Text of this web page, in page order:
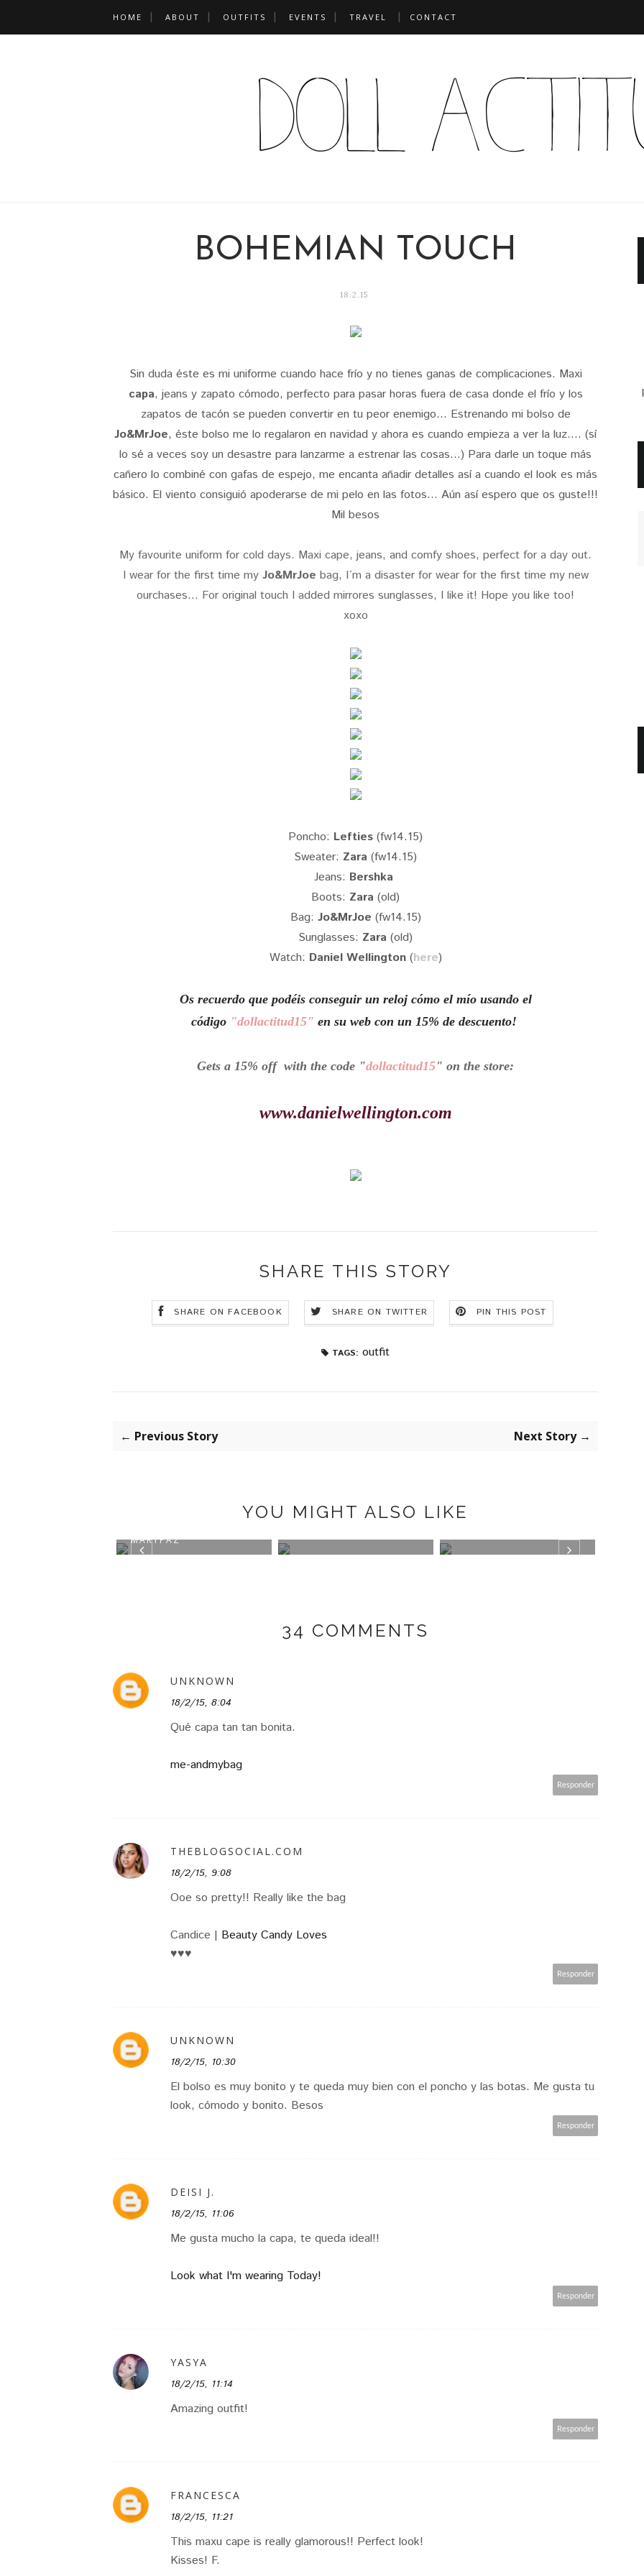
HOME ABOUT OUTFITS EVENTS TRAVEL CONTACT
BOHEMIAN TOUCH
18.2.15
Sin duda éste es mi uniforme cuando hace frío y no tienes ganas de complicaciones. Maxi
capa, jeans y zapato cómodo, perfecto para pasar horas fuera de casa donde el frío y los
zapatos de tacón se pueden convertir en tu peor enemigo... Estrenando mi bolso de
Jo&MrJoe, éste bolso me lo regalaron en navidad y ahora es cuando empieza a ver la luz.... (sí
lo sé a veces soy un desastre para lanzarme a estrenar las cosas...) Para darle un toque más
cañero lo combiné con gafas de espejo, me encanta añadir detalles así a cuando el look es más
básico. El viento consiguió apoderarse de mi pelo en las fotos... Aún así espero que os guste!!!
Mil besos
My favourite uniform for cold days. Maxi cape, jeans, and comfy shoes, perfect for a day out.
I wear for the first time my Jo&MrJoe bag, I´m a disaster for wear for the first time my new
ourchases... For original touch I added mirrores sunglasses, I like it! Hope you like too!
xoxo
Poncho: Lefties (fw14.15)
Sweater: Zara (fw14.15)
Jeans: Bershka
Boots: Zara (old)
Bag: Jo&MrJoe (fw14.15)
Sunglasses: Zara (old)
Watch: Daniel Wellington(here)
Os recuerdo que podéis conseguir un reloj cómo el mío usando el
código "dollactitud15" en su web con un 15% de descuento!
Gets a 15% off with the code "dollactitud15" on the store:
www.danielwellington.com
SHARE THIS STORY
SHARE ON FACEBOOK SHARE ON TWITTER PIN THIS POST
TAGS: outfit
← Previous Story Next Story →
YOU MIGHT ALSO LIKE
MARYPAZ
34 COMMENTS
UNKNOWN
18/2/15, 8:04
Qué capa tan tan bonita.
me-andmybag
Responder
THEBLOGSOCIAL.COM
18/2/15, 9:08
Ooe so pretty!! Really like the bag
Candice | Beauty Candy Loves
♥♥♥
Responder
UNKNOWN
18/2/15, 10:30
El bolso es muy bonito y te queda muy bien con el poncho y las botas. Me gusta tu
look, cómodo y bonito. Besos
Responder
DEISI J.
18/2/15, 11:06
Me gusta mucho la capa, te queda ideal!!
Look what I'm wearing Today!
Responder
YASYA
18/2/15, 11:14
Amazing outfit!
Responder
FRANCESCA
18/2/15, 11:21
This maxu cape is really glamorous!! Perfect look!
Kisses! F.